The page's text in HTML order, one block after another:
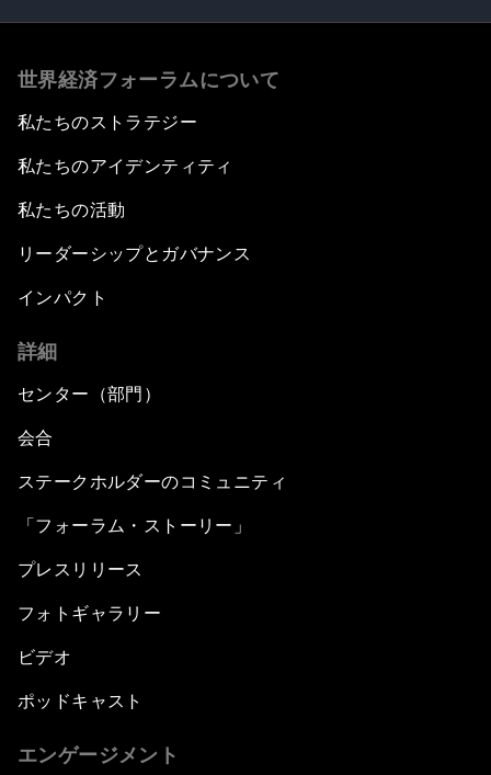
世界経済フォーラムについて
私たちのストラテジー
私たちのアイデンティティ
私たちの活動
リーダーシップとガバナンス
インパクト
詳細
センター（部門）
会合
ステークホルダーのコミュニティ
「フォーラム・ストーリー」
プレスリリース
フォトギャラリー
ビデオ
ポッドキャスト
エンゲージメント